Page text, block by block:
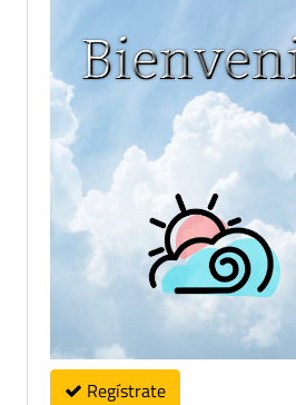
Regístrate